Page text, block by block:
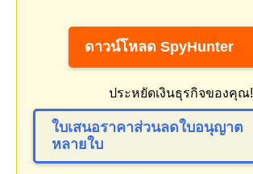
ดาวน์โหลด SpyHunter
ประหยัดเงินธุรกิจของคุณ!
ใบเสนอราคาส่วนลดใบอนุญาต
หลายใบ